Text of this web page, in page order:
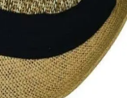
ΚΑΠΕΛΑ
Summer